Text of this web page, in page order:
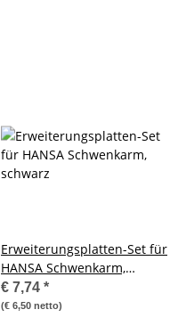
Erweiterungsplatten-Set für
HANSA Schwenkarm,
schwarz
€ 7,74 *
(€ 6,50 netto)